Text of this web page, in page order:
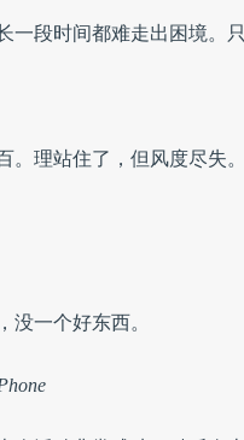
一段时间都难走出困境。
。 理站住了，但风度尽失
没一个好东西。